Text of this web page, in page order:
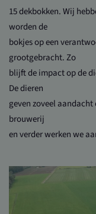
15 dekbokken. Wij
worden de
bokjes op een
grootgebracht. Zo
blijft de impact op de
De dieren
geven zoveel
brouwerij
en verder werken we